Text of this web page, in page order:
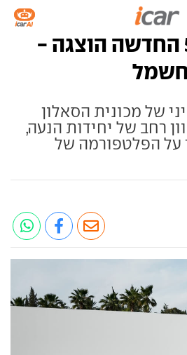
ב.מ.וו סדרה 5 החדשה הוצגה -
של מכונית הסאלון
רחב של יחידות הנעה,
על הפלטפורמה של